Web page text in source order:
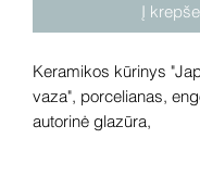
Į
Keramikos kūrinys
vaza", porcelianas,
autorinė glazūra,